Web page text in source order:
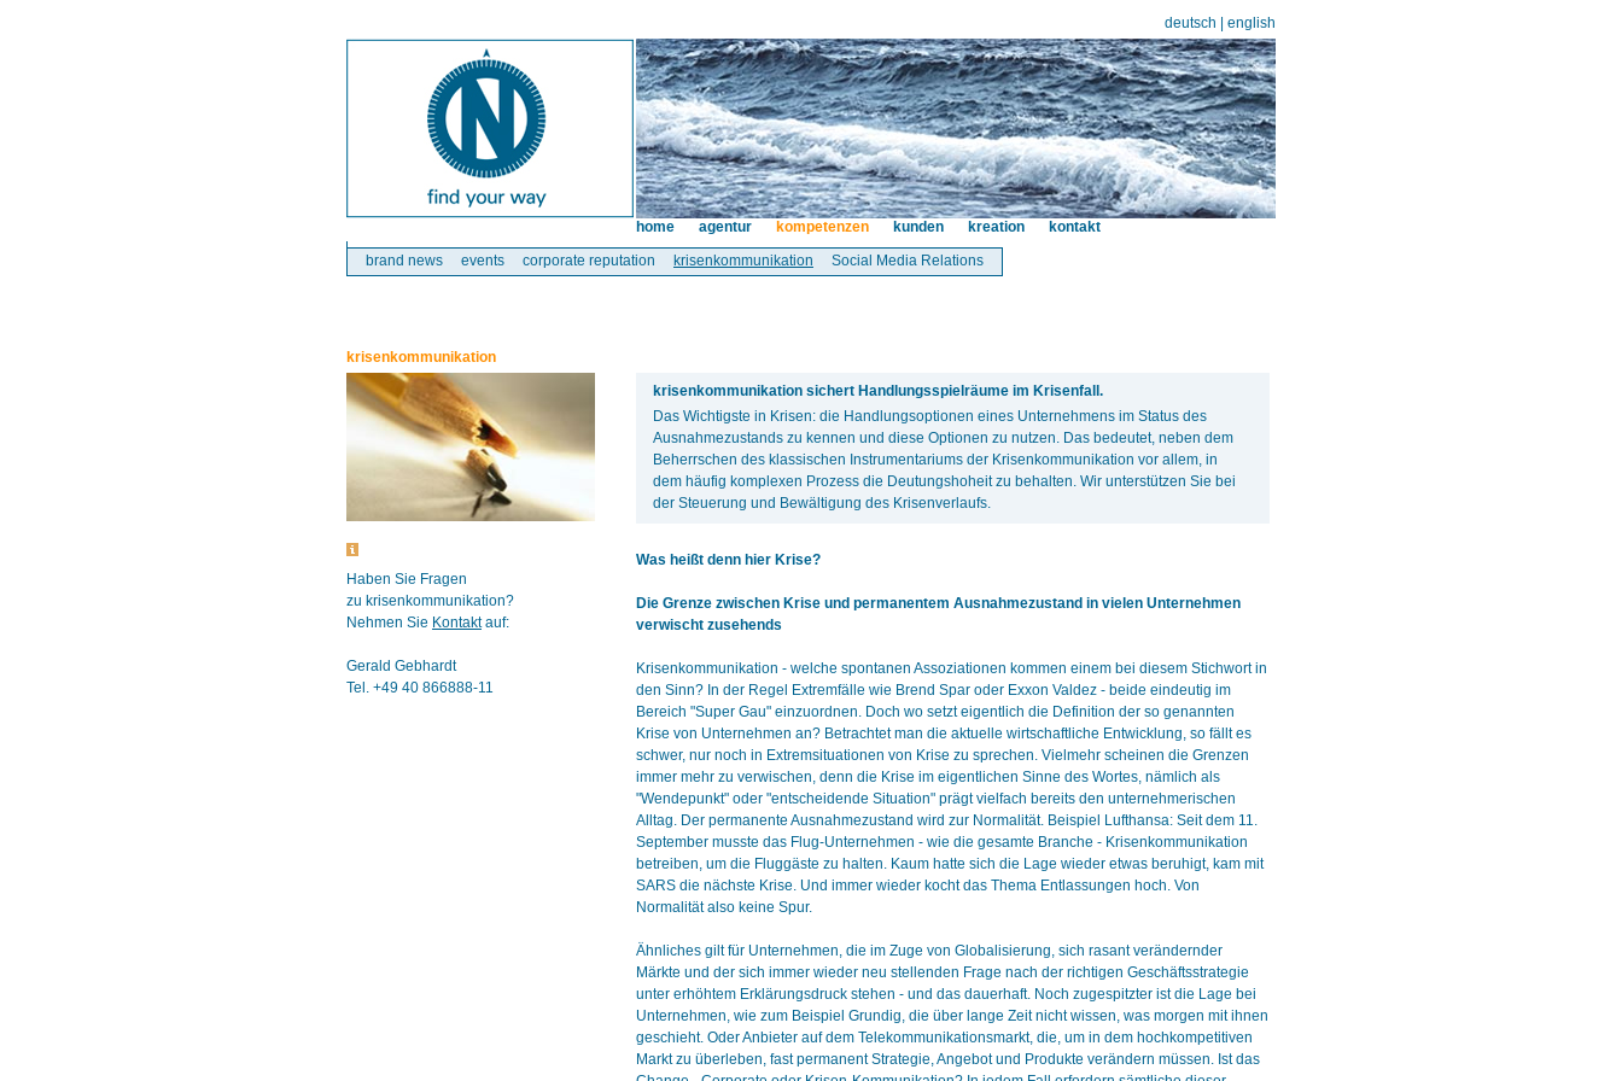
brand news events corporate reputation krisenkommunikation Social Media Relations
deutsch english
home agentur kompetenzen kunden kreation kontakt
krisenkommunikation
Haben Sie Fragen
zu krisenkommunikation?
Nehmen Sie Kontaktauf:
Gerald Gebhardt
Tel. +49 40 866888-11
krisenkommunikation sichert Handlungsspielräume im Krisenfall.
Das Wichtigste in Krisen: die Handlungsoptionen eines Unternehmens im Status des
Ausnahmezustands zu kennen und diese Optionen zu nutzen. Das bedeutet, neben dem
Beherrschen des klassischen Instrumentariums der Krisenkommunikation vor allem, in
dem häufig komplexen Prozess die Deutungshoheit zu behalten. Wir unterstützen Sie bei
der Steuerung und Bewältigung des Krisenverlaufs.
Was heißt denn hier Krise?
Die Grenze zwischen Krise und permanentem Ausnahmezustand in vielen Unternehmen
verwischt zusehends
Krisenkommunikation - welche spontanen Assoziationen kommen einem bei diesem Stichwort in
den Sinn? In der Regel Extremfälle wie Brend Spar oder Exxon Valdez - beide eindeutig im
Bereich "Super Gau" einzuordnen. Doch wo setzt eigentlich die Definition der so genannten
Krise von Unternehmen an? Betrachtet man die aktuelle wirtschaftliche Entwicklung, so fällt es
schwer, nur noch in Extremsituationen von Krise zu sprechen. Vielmehr scheinen die Grenzen
immer mehr zu verwischen, denn die Krise im eigentlichen Sinne des Wortes, nämlich als
"Wendepunkt" oder "entscheidende Situation" prägt vielfach bereits den unternehmerischen
Alltag. Der permanente Ausnahmezustand wird zur Normalität. Beispiel Lufthansa: Seit dem 11.
September musste das Flug-Unternehmen - wie die gesamte Branche - Krisenkommunikation
betreiben, um die Fluggäste zu halten. Kaum hatte sich die Lage wieder etwas beruhigt, kam mit
SARS die nächste Krise. Und immer wieder kocht das Thema Entlassungen hoch. Von
Normalität also keine Spur.
Ähnliches gilt für Unternehmen, die im Zuge von Globalisierung, sich rasant verändernder
Märkte und der sich immer wieder neu stellenden Frage nach der richtigen Geschäftsstrategie
unter erhöhtem Erklärungsdruck stehen - und das dauerhaft. Noch zugespitzter ist die Lage bei
Unternehmen, wie zum Beispiel Grundig, die über lange Zeit nicht wissen, was morgen mit ihnen
geschieht. Oder Anbieter auf dem Telekommunikationsmarkt, die, um in dem hochkompetitiven
Markt zu überleben, fast permanent Strategie, Angebot und Produkte verändern müssen. Ist das